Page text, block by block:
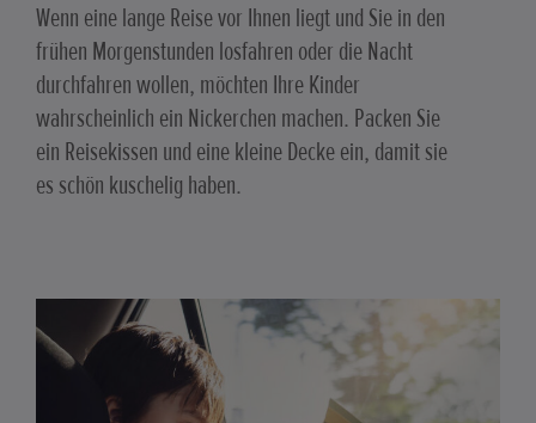
Wenn eine lange Reise vor Ihnen liegt und Sie in den
frühen Morgenstunden losfahren oder die Nacht
durchfahren wollen, möchten Ihre Kinder
wahrscheinlich ein Nickerchen machen. Packen Sie
ein Reisekissen und eine kleine Decke ein, damit sie
es schön kuschelig haben.